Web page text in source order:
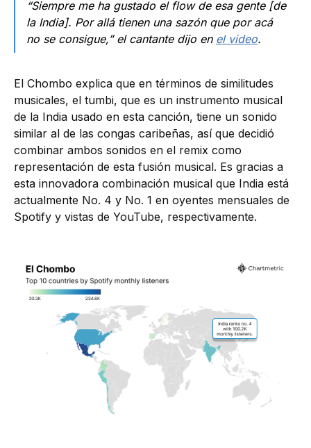
“Siempre me ha gustado el flow de esa gente [de
la India]. Por allá tienen una sazón que por acá
no se consigue,” el cantante dijo en el video.
El Chombo explica que en términos de similitudes
musicales, el tumbi, que es un instrumento musical
de la India usado en esta canción, tiene un sonido
similar al de las congas caribeñas, así que decidió
combinar ambos sonidos en el remix como
representación de esta fusión musical. Es gracias a
esta innovadora combinación musical que India está
actualmente No. 4 y No. 1 en oyentes mensuales de
Spotify y vistas de YouTube, respectivamente.